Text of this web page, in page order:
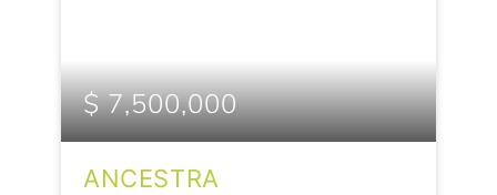
$ 7,500,000
ANCESTRA